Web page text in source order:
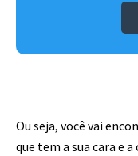
Ou seja, você vai
que tem a sua cara e